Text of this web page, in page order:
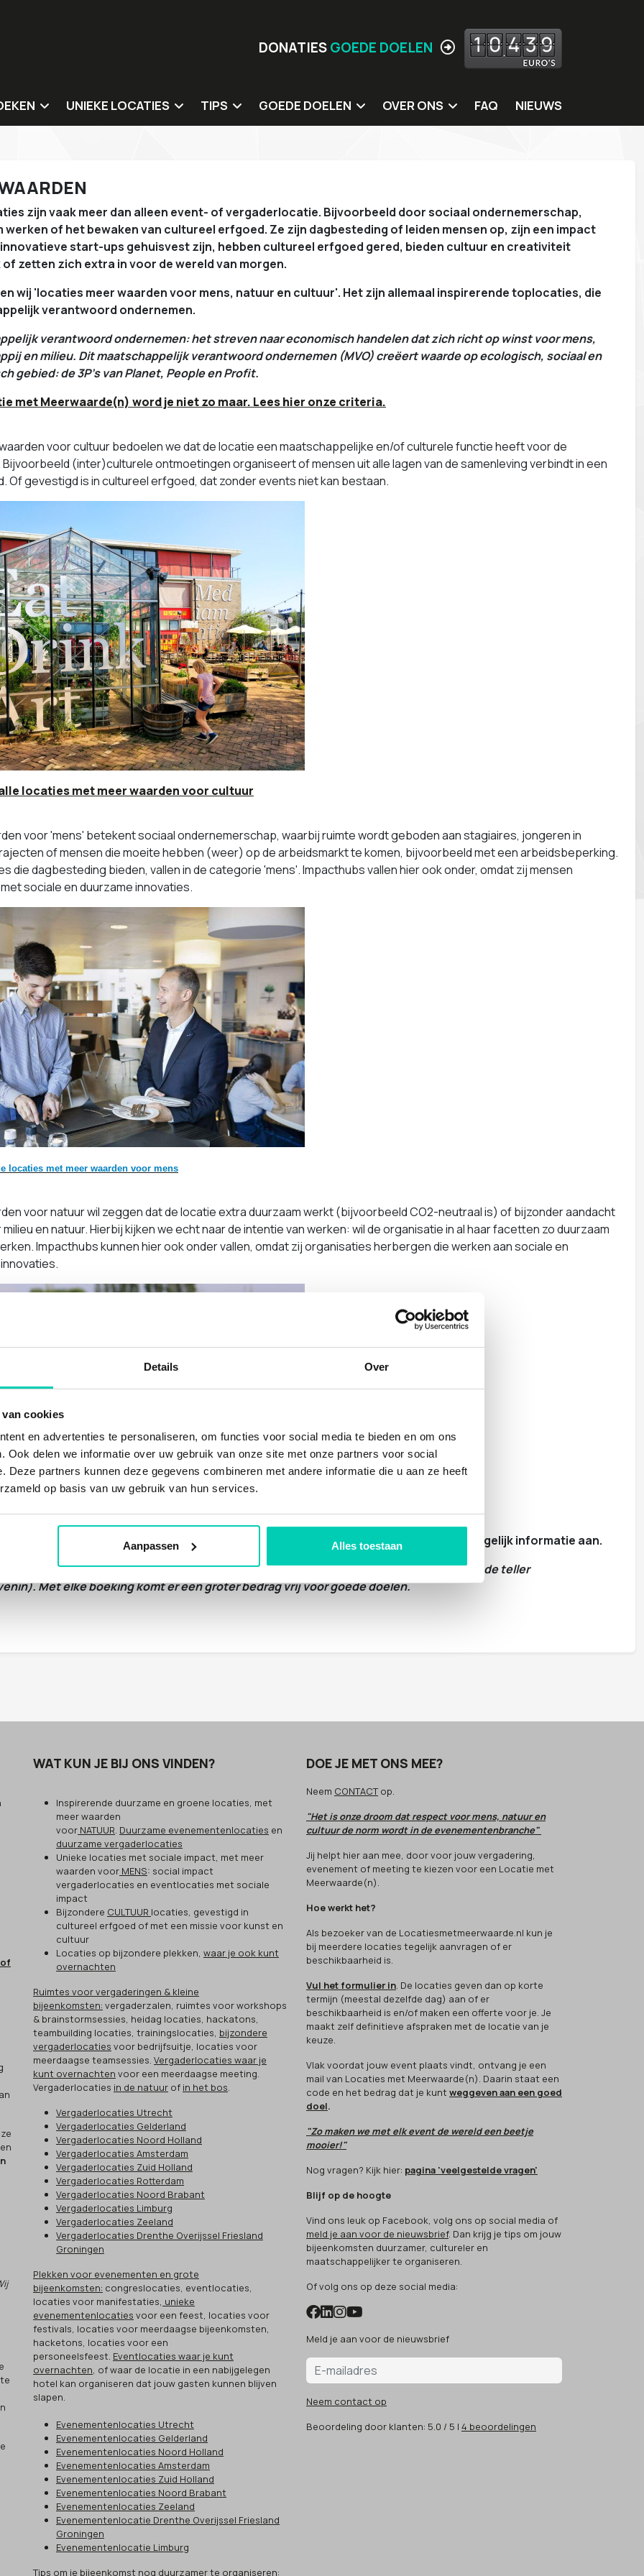
Details Over
cookies
en advertenties te personaliseren, om functies voor social media te bieden en om ons
Ook delen we informatie over uw gebruik van onze site met onze partners voor social
Deze partners kunnen deze gegevens combineren met andere informatie die u aan ze heeft
op basis van uw gebruik van hun services.
Aanpassen Alles toestaan
DONATIESGOEDE DOELEN 10 439
UNIEKE LOCATIES
Duurzame en natuurlocaties
Culturele locaties
Sociale impact (mens) locaties
Impact innovatie hubs
TIPS
Catering
Entertainment & workshops
Duurzame giveaways
Tips voor locaties
GOEDE DOELEN
Onze goede doelen
OVER ONS
Jouw locatie hier?
Wie zijn wij
Ons eigen MVO beleid
FAQ NIEUWS
zijn vaak meer dan alleen event- of vergaderlocatie. Bijvoorbeeld door sociaal ondernemerschap,
werken of het bewaken van cultureel erfgoed. Ze zijn dagbesteding of leiden mensen op, zijn een impact
start-ups gehuisvest zijn, hebben cultureel erfgoed gered, bieden cultuur en creativiteit
zetten zich extra in voor de wereld van morgen.
wij 'locaties meer waarden voor mens, natuur en cultuur'. Het zijn allemaal inspirerende toplocaties, die
verantwoord ondernemen.
verantwoord ondernemen: het streven naar economisch handelen dat zich richt op winst voor mens,
en milieu. Dit maatschappelijk verantwoord ondernemen (MVO) creëert waarde op ecologisch, sociaal en
gebied: de 3P’s van Planet, People en Profit.
met Meerwaarde(n) word je niet zo maar. Lees hier onze criteria.
voor cultuur bedoelen we dat de locatie een maatschappelijke en/of culturele functie heeft voor de
(inter)culturele ontmoetingen organiseert of mensen uit alle lagen van de samenleving verbindt in een
Of gevestigd is in cultureel erfgoed, dat zonder events niet kan bestaan.
alle locaties met meer waarden voor cultuur
voor 'mens' betekent sociaal ondernemerschap, waarbij ruimte wordt geboden aan stagiaires, jongeren in
of mensen die moeite hebben (weer) op de arbeidsmarkt te komen, bijvoorbeeld met een arbeidsbeperking.
die dagbesteding bieden, vallen in de categorie 'mens'. Impacthubs vallen hier ook onder, omdat zij mensen
sociale en duurzame innovaties.
locaties met meer waarden voor mens
voor natuur wil zeggen dat de locatie extra duurzaam werkt (bijvoorbeeld CO2-neutraal is) of bijzonder aandacht
en natuur. Hierbij kijken we echt naar de intentie van werken: wil de organisatie in al haar facetten zo duurzaam
Impacthubs kunnen hier ook onder vallen, omdat zij organisaties herbergen die werken aan sociale en
en sfeervolle toplocaties vind je op deze website. Bekijk ze allemaal
en vraag gelijk informatie aan.
informatie- of offerte-aanvraag doneren we 1 euro aan onze goede doelen (let maar op de teller
Met elke boeking komt er een groter bedrag vrij voor goede doelen.
WAT KUN JE BIJ ONS VINDEN?
Inspirerende duurzame en groene locaties, met
meer waarden
voor NATUUR. Duurzame evenementenlocaties en
duurzame vergaderlocaties
Unieke locaties met sociale impact, met meer
waarden voor MENS: social impact
vergaderlocaties en eventlocaties met sociale
impact
Bijzondere CULTUUR locaties, gevestigd in
cultureel erfgoed of met een missie voor kunst en
cultuur
Locaties op bijzondere plekken, waar je ook kunt
overnachten
Ruimtes voor vergaderingen & kleine
bijeenkomsten: vergaderzalen, ruimtes voor workshops
& brainstormsessies, heidag locaties, hackatons,
teambuilding locaties, trainingslocaties, bijzondere
vergaderlocaties voor bedrijfsuitje, locaties voor
meerdaagse teamsessies. Vergaderlocaties waar je
kunt overnachten voor een meerdaagse meeting.
Vergaderlocaties in de natuur of in het bos.
Vergaderlocaties Utrecht
Vergaderlocaties Gelderland
Vergaderlocaties Noord Holland
Vergaderlocaties Amsterdam
Vergaderlocaties Zuid Holland
Vergaderlocaties Rotterdam
Vergaderlocaties Noord Brabant
Vergaderlocaties Limburg
Vergaderlocaties Zeeland
Vergaderlocaties Drenthe Overijssel Friesland
Groningen
Plekken voor evenementen en grote
bijeenkomsten: congreslocaties, eventlocaties,
locaties voor manifestaties, unieke
evenementenlocaties voor een feest, locaties voor
festivals, locaties voor meerdaagse bijeenkomsten,
hacketons, locaties voor een
personeelsfeest. Eventlocaties waar je kunt
overnachten, of waar de locatie in een nabijgelegen
hotel kan organiseren dat jouw gasten kunnen blijven
slapen.
Evenementenlocaties Utrecht
Evenementenlocaties Gelderland
Evenementenlocaties Noord Holland
Evenementenlocaties Amsterdam
Evenementenlocaties Zuid Holland
Evenementenlocaties Noord Brabant
Evenementenlocaties Zeeland
Evenementenlocatie Drenthe Overijssel Friesland
Groningen
Evenementenlocatie Limburg
Tips om je bijeenkomst nog duurzamer te organiseren:
DOE JE MET ONS MEE?
Neem CONTACTop.
"Het is onze droom dat respect voor mens, natuur en
cultuur de norm wordt in de evenementenbranche"
Jij helpt hier aan mee, door voor jouw vergadering,
evenement of meeting te kiezen voor een Locatie met
Meerwaarde(n).
Hoe werkt het?
Als bezoeker van de Locatiesmetmeerwaarde.nl kun je
bij meerdere locaties tegelijk aanvragen of er
beschikbaarheid is.
Vul het formulier in. De locaties geven dan op korte
termijn (meestal dezelfde dag) aan of er
beschikbaarheid is en/of maken een offerte voor je. Je
maakt zelf definitieve afspraken met de locatie van je
keuze.
Vlak voordat jouw event plaats vindt, ontvang je een
mail van Locaties met Meerwaarde(n). Daarin staat een
code en het bedrag dat je kunt weggeven aan een goed
doel.
"Zo maken we met elk event de wereld een beetje
mooier!"
Nog vragen? Kijk hier: pagina 'veelgestelde vragen'
Blijf op de hoogte
Vind ons leuk op Facebook, volg ons op social media of
meld je aan voor de nieuwsbrief. Dan krijg je tips om jouw
bijeenkomsten duurzamer, cultureler en
maatschappelijker te organiseren.
Of volg ons op deze social media:
Meld je aan voor de nieuwsbrief
Neem contact op
Beoordeling door klanten: 5.0 / 5 | 4 beoordelingen